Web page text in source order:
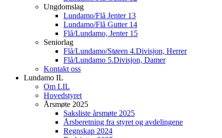
Ungdomslag
Lundamo/Flå Jenter 13
Lundamo/Flå Gutter 14
Flå/Lundamo, Jenter 15
Seniorlag
Flå/Lundamo/Støren 4.Divisjon, Herrer
Flå/Lundamo 5.Divisjon, Damer
Kontakt oss
Lundamo IL
Om LIL
Hovedstyret
Årsmøte 2025
Saksliste årsmøte 2025
Årsberetning fra styret og avdelingene
Regnskap 2024